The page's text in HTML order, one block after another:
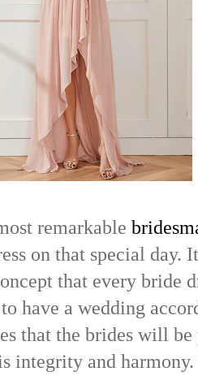
remarkable
on that special day.
that every bride
have a wedding
that the brides will
integrity and